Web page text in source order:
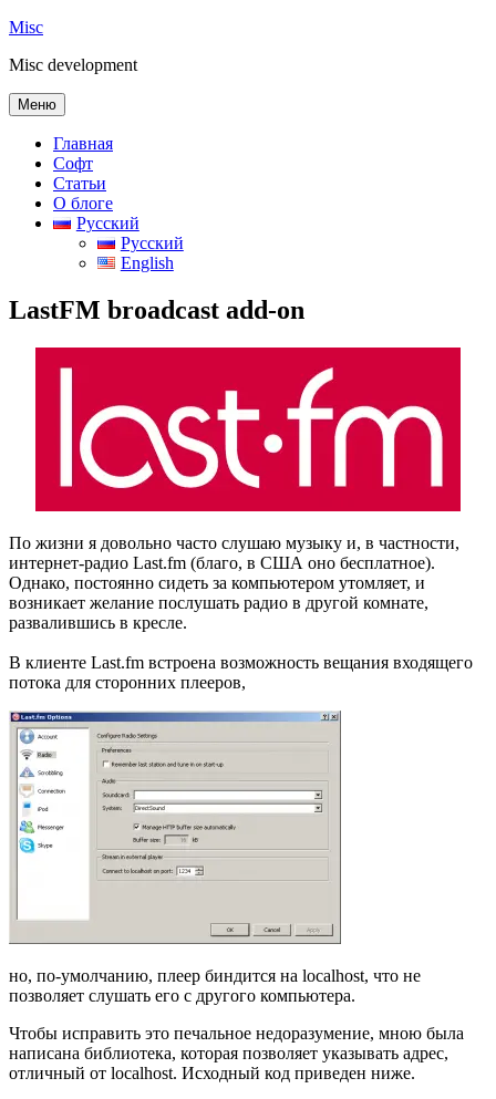
Перейти
содержимому
Misc
Misc development
Меню
Главная
Софт
Статьи
О блоге
Русский
Русский
English
LastFM broadcast add-on
По жизни я довольно часто слушаю музыку и, в частности,
интернет-радио Last.fm (благо, в США оно бесплатное).
Однако, постоянно сидеть за компьютером утомляет, и
возникает желание послушать радио в другой комнате,
развалившись в кресле.
В клиенте Last.fm встроена возможность вещания входящего
потока для сторонних плееров,
но, по-умолчанию, плеер биндится на localhost, что не
позволяет слушать его с другого компьютера.
Чтобы исправить это печальное недоразумение, мною была
написана библиотека, которая позволяет указывать адрес,
отличный от localhost. Исходный код приведен ниже.